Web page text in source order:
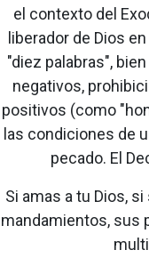
el contexto del
liberador de Dios
"diez palabras",
negativos,
positivos (como
las condiciones de
pecado. El
Si amas a tu Dios,
mandamientos, sus